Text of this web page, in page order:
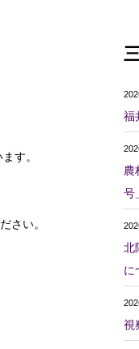
す。
さい。
福
農
号
北
に
視